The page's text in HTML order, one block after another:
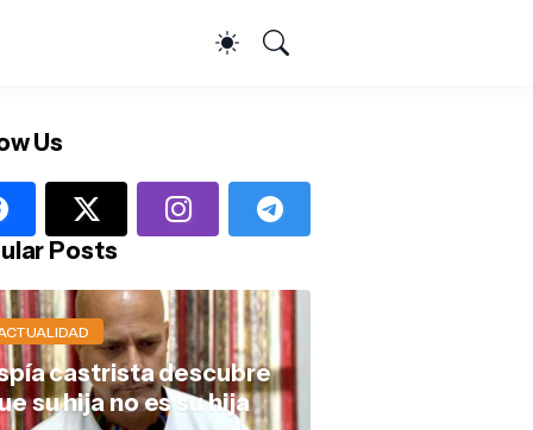
Us
Posts
castrista descubre
su hija no es su hija